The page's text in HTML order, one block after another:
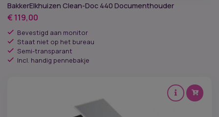
BakkerElkhuizen Clean-Doc 440 Documenthouder
€ 119,00
Bevestigd aan monitor
Staat niet op het bureau
Semi-transparant
Incl. handig pennebakje